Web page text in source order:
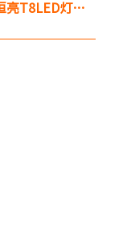
欧司朗 恒亮T8LED灯管 第11代